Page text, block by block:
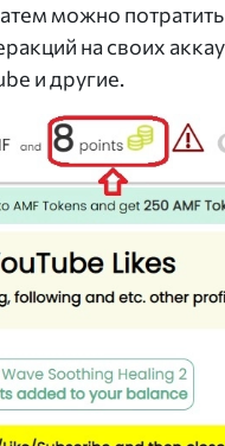
можно
на своих
и другие.